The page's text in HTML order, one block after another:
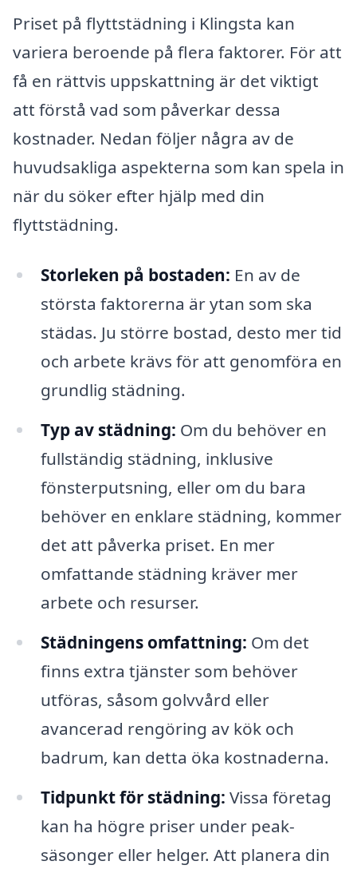
Priset på flyttstädning i Klingsta kan
variera beroende på flera faktorer. För att
få en rättvis uppskattning är det viktigt
att förstå vad som påverkar dessa
kostnader. Nedan följer några av de
huvudsakliga aspekterna som kan spela in
när du söker efter hjälp med din
flyttstädning.
Storleken på bostaden: En av de
största faktorerna är ytan som ska
städas. Ju större bostad, desto mer tid
och arbete krävs för att genomföra en
grundlig städning.
Typ av städning: Om du behöver en
fullständig städning, inklusive
fönsterputsning, eller om du bara
behöver en enklare städning, kommer
det att påverka priset. En mer
omfattande städning kräver mer
arbete och resurser.
Städningens omfattning: Om det
finns extra tjänster som behöver
utföras, såsom golvvård eller
avancerad rengöring av kök och
badrum, kan detta öka kostnaderna.
Tidpunkt för städning: Vissa företag
kan ha högre priser under peak-
säsonger eller helger. Att planera din